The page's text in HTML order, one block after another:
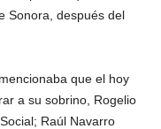
Sonora, después del
que el hoy
a su sobrino, Rogelio
Raúl Navarro